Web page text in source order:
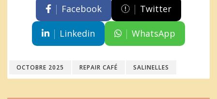
Facebook Twitter
Linkedin WhatsApp
OCTOBRE 2025 REPAIR CAFÉ SALINELLES